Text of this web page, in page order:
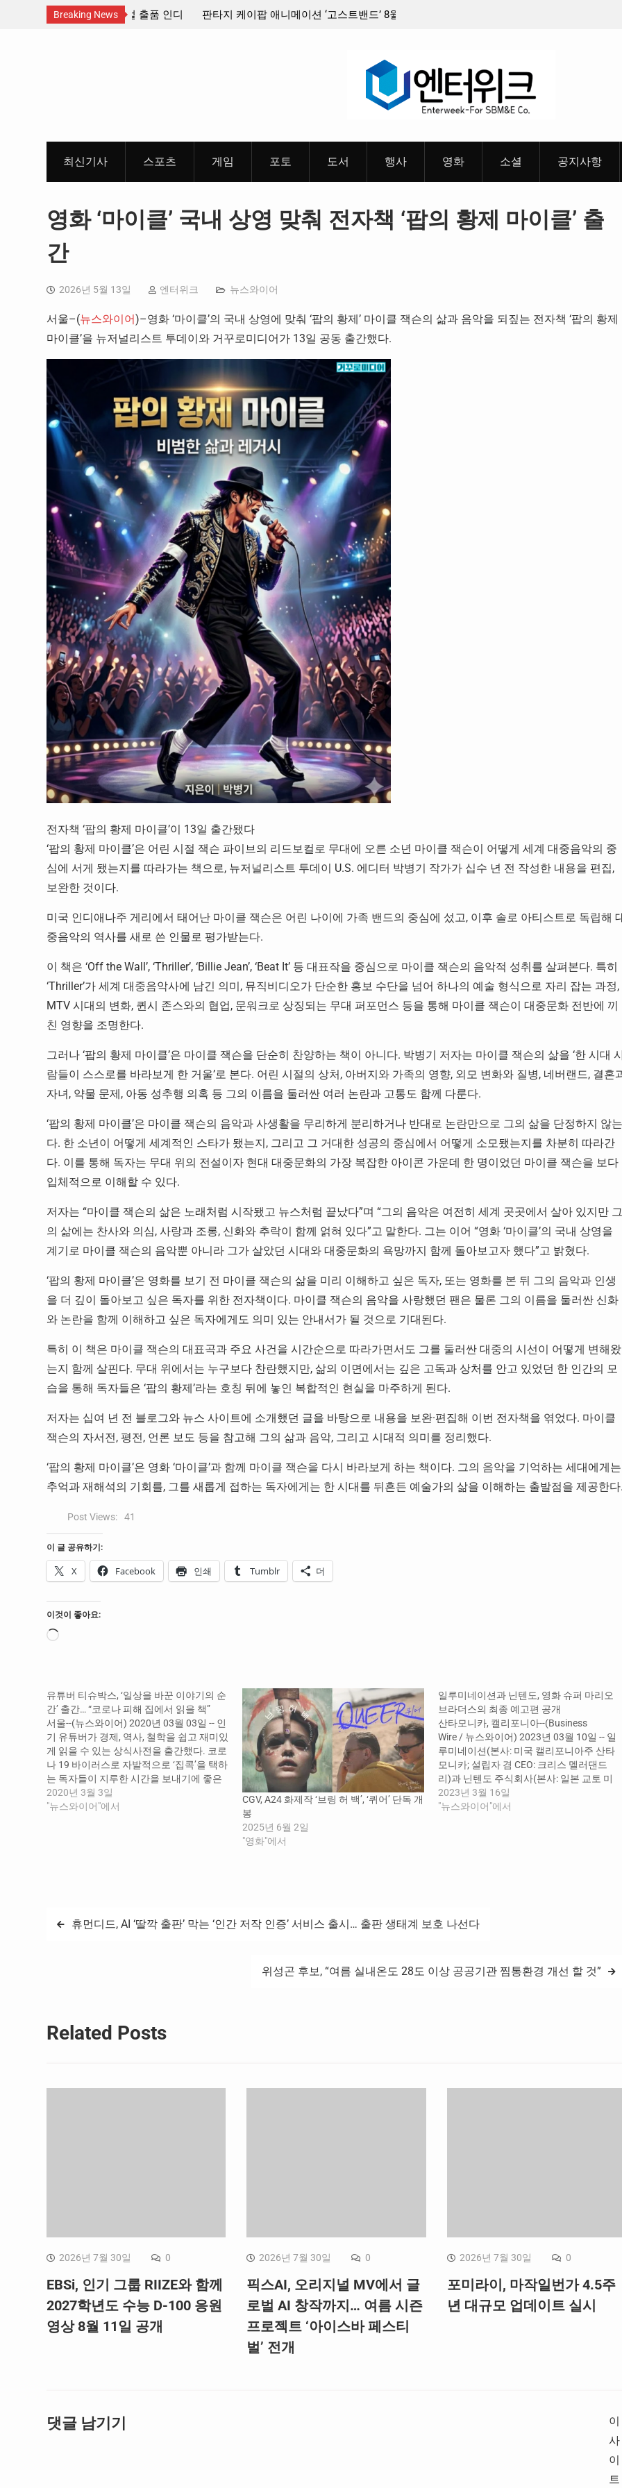
Breaking News
넥트페스티벌 출품 인디
판타지 케이팝 애니메이션 ‘고스트밴드’ 8월 26일(수)
최신기사 스포츠 게임 포토 도서 행사 영화 소셜 공지사항
영화 ‘마이클’ 국내 상영 맞춰 전자책 ‘팝의 황제 마이클’ 출
간
2026년 5월 13일 엔터위크 뉴스와이어
서울–(뉴스와이어)–영화 ‘마이클’의 국내 상영에 맞춰 ‘팝의 황제’ 마이클 잭슨의 삶과 음악을 되짚는 전자책 ‘팝의 황제
마이클’을 뉴저널리스트 투데이와 거꾸로미디어가 13일 공동 출간했다.
전자책 ‘팝의 황제 마이클’이 13일 출간됐다
‘팝의 황제 마이클’은 어린 시절 잭슨 파이브의 리드보컬로 무대에 오른 소년 마이클 잭슨이 어떻게 세계 대중음악의 중
심에 서게 됐는지를 따라가는 책으로, 뉴저널리스트 투데이 U.S. 에디터 박병기 작가가 십수 년 전 작성한 내용을 편집,
보완한 것이다.
미국 인디애나주 게리에서 태어난 마이클 잭슨은 어린 나이에 가족 밴드의 중심에 섰고, 이후 솔로 아티스트로 독립해
중음악의 역사를 새로 쓴 인물로 평가받는다.
이 책은 ‘Off the Wall’, ‘Thriller’, ‘Billie Jean’, ‘Beat It’ 등 대표작을 중심으로 마이클 잭슨의 음악적 성취를 살펴본다. 특히
‘Thriller’가 세계 대중음악사에 남긴 의미, 뮤직비디오가 단순한 홍보 수단을 넘어 하나의 예술 형식으로 자리 잡는 과정,
MTV 시대의 변화, 퀸시 존스와의 협업, 문워크로 상징되는 무대 퍼포먼스 등을 통해 마이클 잭슨이 대중문화 전반에 끼
친 영향을 조명한다.
그러나 ‘팝의 황제 마이클’은 마이클 잭슨을 단순히 찬양하는 책이 아니다. 박병기 저자는 마이클 잭슨의 삶을 ‘한 시대
람들이 스스로를 바라보게 한 거울’로 본다. 어린 시절의 상처, 아버지와 가족의 영향, 외모 변화와 질병, 네버랜드, 결혼
자녀, 약물 문제, 아동 성추행 의혹 등 그의 이름을 둘러싼 여러 논란과 고통도 함께 다룬다.
‘팝의 황제 마이클’은 마이클 잭슨의 음악과 사생활을 무리하게 분리하거나 반대로 논란만으로 그의 삶을 단정하지 않는
다. 한 소년이 어떻게 세계적인 스타가 됐는지, 그리고 그 거대한 성공의 중심에서 어떻게 소모됐는지를 차분히 따라간
다. 이를 통해 독자는 무대 위의 전설이자 현대 대중문화의 가장 복잡한 아이콘 가운데 한 명이었던 마이클 잭슨을 보다
입체적으로 이해할 수 있다.
저자는 “마이클 잭슨의 삶은 노래처럼 시작됐고 뉴스처럼 끝났다”며 “그의 음악은 여전히 세계 곳곳에서 살아 있지만 그
의 삶에는 찬사와 의심, 사랑과 조롱, 신화와 추락이 함께 얽혀 있다”고 말한다. 그는 이어 “영화 ‘마이클’의 국내 상영을
계기로 마이클 잭슨의 음악뿐 아니라 그가 살았던 시대와 대중문화의 욕망까지 함께 돌아보고자 했다”고 밝혔다.
‘팝의 황제 마이클’은 영화를 보기 전 마이클 잭슨의 삶을 미리 이해하고 싶은 독자, 또는 영화를 본 뒤 그의 음악과 인생
을 더 깊이 돌아보고 싶은 독자를 위한 전자책이다. 마이클 잭슨의 음악을 사랑했던 팬은 물론 그의 이름을 둘러싼 신화
와 논란을 함께 이해하고 싶은 독자에게도 의미 있는 안내서가 될 것으로 기대된다.
특히 이 책은 마이클 잭슨의 대표곡과 주요 사건을 시간순으로 따라가면서도 그를 둘러싼 대중의 시선이 어떻게 변해왔
는지 함께 살핀다. 무대 위에서는 누구보다 찬란했지만, 삶의 이면에서는 깊은 고독과 상처를 안고 있었던 한 인간의 모
습을 통해 독자들은 ‘팝의 황제’라는 호칭 뒤에 놓인 복합적인 현실을 마주하게 된다.
저자는 십여 년 전 블로그와 뉴스 사이트에 소개했던 글을 바탕으로 내용을 보완·편집해 이번 전자책을 엮었다. 마이클
잭슨의 자서전, 평전, 언론 보도 등을 참고해 그의 삶과 음악, 그리고 시대적 의미를 정리했다.
‘팝의 황제 마이클’은 영화 ‘마이클’과 함께 마이클 잭슨을 다시 바라보게 하는 책이다. 그의 음악을 기억하는 세대에게는
추억과 재해석의 기회를, 그를 새롭게 접하는 독자에게는 한 시대를 뒤흔든 예술가의 삶을 이해하는 출발점을 제공한
Post Views: 41
이 글 공유하기:
X Facebook 인쇄 Tumblr 더
이것이 좋아요:
로
유튜버 티슈박스, ‘일상을 바꾼 이야기의 순
간’ 출간… “코로나 피해 집에서 읽을 책”
서울--(뉴스와이어) 2020년 03월 03일 -- 인
기 유튜버가 경제, 역사, 철학을 쉽고 재미있
게 읽을 수 있는 상식사전을 출간했다. 코로
나 19 바이러스로 자발적으로 ‘집콕’을 택하
는 독자들이 지루한 시간을 보내기에 좋은
책이다. 북스고는 유튜브 지식채널 ‘티슈박
스’로 잘 알려진 이현민 작가의 <일상을 바
2020년 3월 3일
"뉴스와이어"에서
CGV, A24 화제작 ‘브링 허 백’, ‘퀴어’ 단독 개
봉
2025년 6월 2일
"영화"에서
일루미네이션과 닌텐도, 영화 슈퍼 마리오
브라더스의 최종 예고편 공개
산타모니카, 캘리포니아--(Business
Wire / 뉴스와이어) 2023년 03월 10일 -- 일
루미네이션(본사: 미국 캘리포니아주 산타
모니카; 설립자 겸 CEO: 크리스 멜러댄드
리)과 닌텐도 주식회사(본사: 일본 교토 미
나미 구; 대표이사 겸 사장: 후루카와 슌타
로, 이하 ‘닌텐도’)는 슈퍼 마리오 브라더스
2023년 3월 16일
"뉴스와이어"에서
글 휴먼디드, AI ‘딸깍 출판’ 막는 ‘인간 저작 인증’ 서비스 출시… 출판 생태계 보호 나선다
위성곤 후보, “여름 실내온도 28도 이상 공공기관 찜통환경 개선 할 것”
Related Posts
2026년 7월 30일 0
EBSi, 인기 그룹 RIIZE와 함께
2027학년도 수능 D-100 응원
영상 8월 11일 공개
2026년 7월 30일 0
픽스AI, 오리지널 MV에서 글
로벌 AI 창작까지… 여름 시즌
프로젝트 ‘아이스바 페스티
벌’ 전개
2026년 7월 30일 0
포미라이, 마작일번가 4.5주
년 대규모 업데이트 실시
댓글 남기기
이
사
이
트